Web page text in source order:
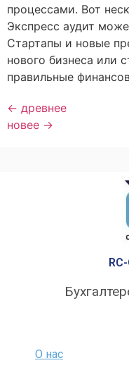
процессами. Вот
Экспресс аудит
Стартапы и новые
нового бизнеса или
правильные
← древнее
новее →
О нас